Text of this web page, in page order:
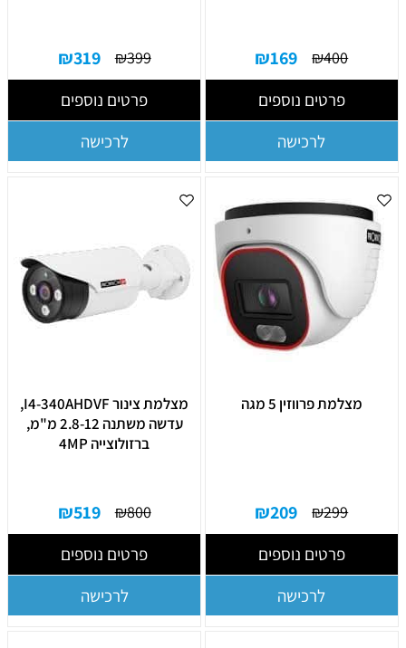
₪400
₪169
פרטים נוספים
לרכישה
₪399
₪319
פרטים נוספים
לרכישה
מצלמת פרווזין 5 מגה
₪299
₪209
פרטים נוספים
לרכישה
מצלמת צינור I4-340AHDVF,
עדשה משתנה 2.8-12 מ"מ,
ברזולוצייה 4MP
₪800
₪519
פרטים נוספים
לרכישה